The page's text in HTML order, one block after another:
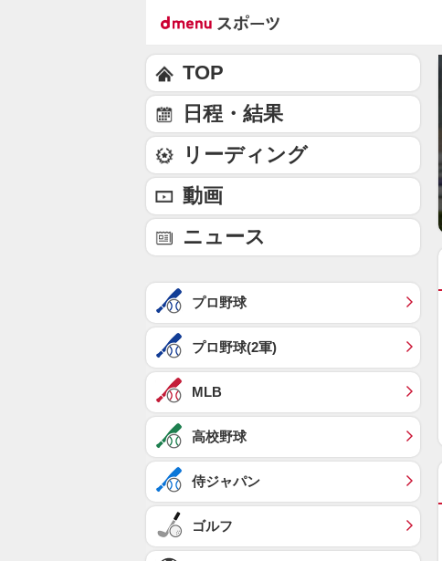
TOP
日程・結果
リーディング
動画
ニュース
プロ野球
プロ野球(2軍)
MLB
高校野球
侍ジャパン
ゴルフ